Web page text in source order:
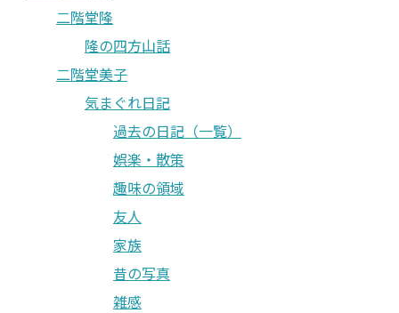
二階堂隆
隆の四方山話
二階堂美子
気まぐれ日記
過去の日記（一覧）
娯楽・散策
趣味の領域
友人
家族
昔の写真
雑感